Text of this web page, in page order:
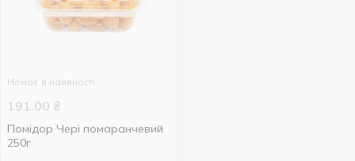
Немає в наявності
191.00 ₴
Помідор Чері помаранчевий
250г